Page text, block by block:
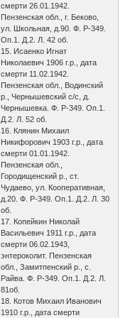
смерти 26.01.1942.
Пензенская обл., г. Беково,
ул. Школьная, д.90. Ф. Р-349.
Оп.1. Д.2. Л. 42 об.
15. Исаенко Игнат
Николаевич 1906 г.р., дата
смерти 11.02.1942.
Пензенская обл., Водинский
р., Чернышевский с/с, д.
Чернышевка. Ф. Р-349. Оп.1.
Д.2. Л. 52 об.
16. Клянин Михаил
Никифорович 1903 г.р., дата
смерти 01.01.1942.
Пензенская обл.,
Городищенский р., ст.
Чудаево, ул. Кооперативная,
д.20. Ф. Р-349. Оп.1. Д.2. Л. 30
об.
17. Копейкин Николай
Васильевич 1911 г.р., дата
смерти 06.02.1943,
энтероколит. Пензенская
обл., Замитпенский р., с.
Райва. Ф. Р-349. Оп.1. Д.2. Л.
81об.
18. Котов Михаил Иванович
1910 г.р., дата смерти